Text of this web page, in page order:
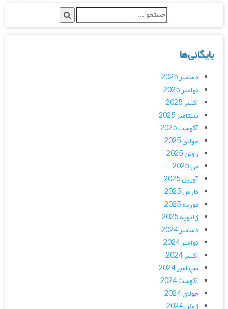
بایگانی‌ها
دسامبر 2025
نوامبر 2025
اکتبر 2025
سپتامبر 2025
آگوست 2025
جولای 2025
ژوئن 2025
می 2025
آوریل 2025
مارس 2025
فوریه 2025
ژانویه 2025
دسامبر 2024
نوامبر 2024
اکتبر 2024
سپتامبر 2024
آگوست 2024
جولای 2024